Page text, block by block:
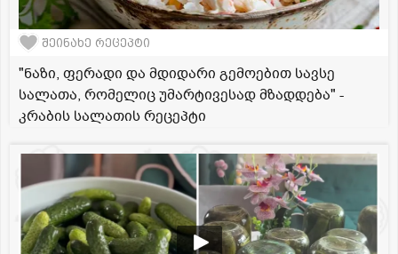
შეინახე რეცეპტი
"ნაზი, ფერადი და მდიდარი გემოებით სავსე
სალათა, რომელიც უმარტივესად მზადდება" -
კრაბის სალათის რეცეპტი